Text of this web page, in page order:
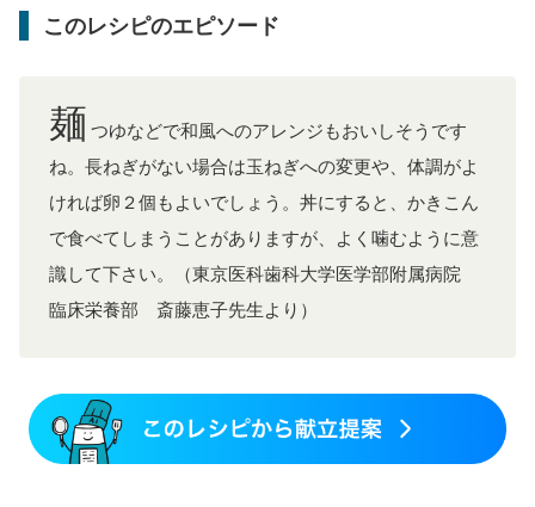
このレシピのエピソード
麺 つゆなどで和風へのアレンジもおいしそうです
ね。長ねぎがない場合は玉ねぎへの変更や、体調がよ
ければ卵２個もよいでしょう。丼にすると、かきこん
で食べてしまうことがありますが、よく噛むように意
識して下さい。（東京医科歯科大学医学部附属病院
臨床栄養部 斎藤恵子先生より）